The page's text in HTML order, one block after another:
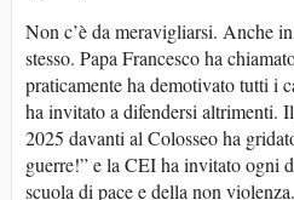
Non c’è da meravigliarsi. Anche
stesso. Papa Francesco ha
praticamente ha demotivato tutti i
ha invitato a difendersi altrimenti.
2025 davanti al Colosseo ha
guerre!” e la CEI ha invitato ogni
scuola di pace e della non